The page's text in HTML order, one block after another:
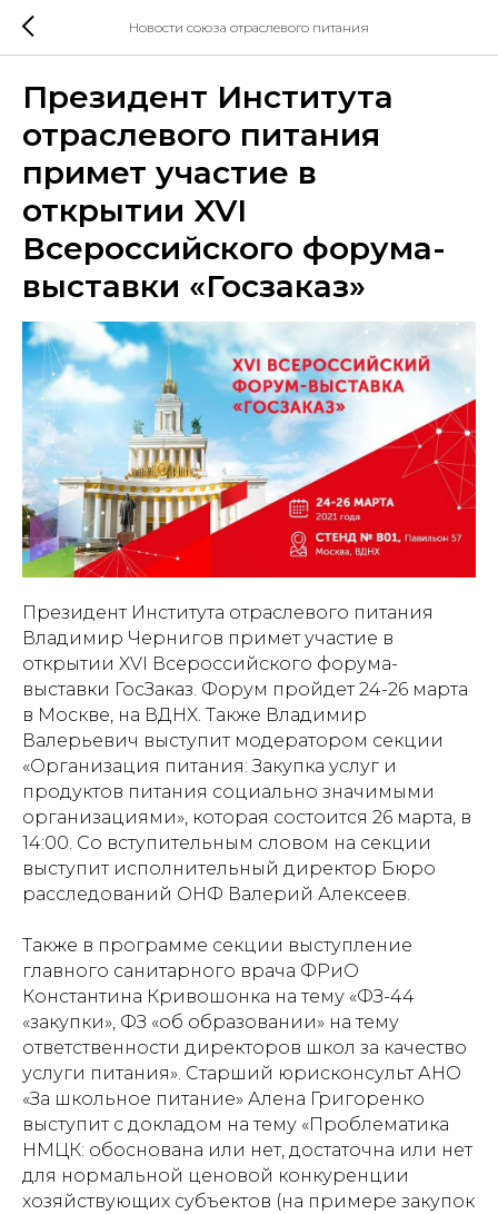
Новости союза отраслевого питания
Президент Института
отраслевого питания
примет участие в
открытии XVI
Всероссийского форума-
выставки «Госзаказ»
Президент Института отраслевого питания
Владимир Чернигов примет участие в
открытии XVI Всероссийского форума-
выставки ГосЗаказ. Форум пройдет 24-26 марта
в Москве, на ВДНХ. Также Владимир
Валерьевич выступит модератором секции
«Организация питания: Закупка услуг и
продуктов питания социально значимыми
организациями», которая состоится 26 марта, в
14:00. Со вступительным словом на секции
выступит исполнительный директор Бюро
расследований ОНФ Валерий Алексеев.
Также в программе секции выступление
главного санитарного врача ФРиО
Константина Кривошонка на тему «ФЗ-44
«закупки», ФЗ «об образовании» на тему
ответственности директоров школ за качество
услуги питания». Старший юрисконсульт АНО
«За школьное питание» Алена Григоренко
выступит с докладом на тему «Проблематика
НМЦК: обоснована или нет, достаточна или нет
для нормальной ценовой конкуренции
хозяйствующих субъектов (на примере закупок